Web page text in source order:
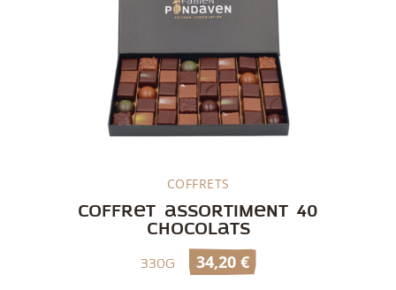
Découvrir
Coffret assortiment 40
chocolats
COFFRETS
330g 34,20 €